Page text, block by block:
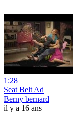
1:28
Seat Belt Ad
Berny bernard
il y a 16 ans